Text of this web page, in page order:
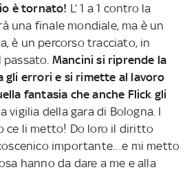
è tornato! L’ 1 a 1 contro la
una finale mondiale, ma è un
è un percorso tracciato, in
Mancini si riprende la
gli errori e si rimette al lavoro
fantasia che anche Flick gli
vigilia della gara di Bologna. I
ce li metto! Do loro il diritto
importante…e mi metto
hanno da dare a me e alla